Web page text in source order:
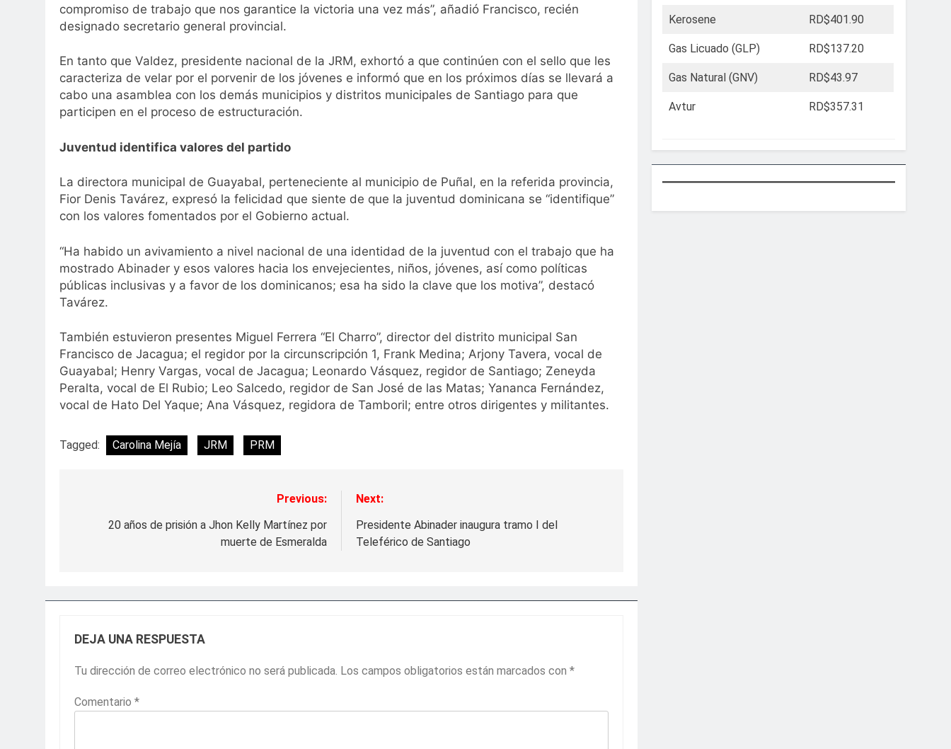
compromiso de trabajo que nos garantice la victoria una vez más”, añadió Francisco, recién
designado secretario general provincial.
En tanto que Valdez, presidente nacional de la JRM, exhortó a que continúen con el sello que les
caracteriza de velar por el porvenir de los jóvenes e informó que en los próximos días se llevará a
cabo una asamblea con los demás municipios y distritos municipales de Santiago para que
participen en el proceso de estructuración.
Juventud identifica valores del partido
La directora municipal de Guayabal, perteneciente al municipio de Puñal, en la referida provincia,
Fior Denis Tavárez, expresó la felicidad que siente de que la juventud dominicana se “identifique”
con los valores fomentados por el Gobierno actual.
“Ha habido un avivamiento a nivel nacional de una identidad de la juventud con el trabajo que ha
mostrado Abinader y esos valores hacia los envejecientes, niños, jóvenes, así como políticas
públicas inclusivas y a favor de los dominicanos; esa ha sido la clave que los motiva”, destacó
Tavárez.
También estuvieron presentes Miguel Ferrera “El Charro”, director del distrito municipal San
Francisco de Jacagua; el regidor por la circunscripción 1, Frank Medina; Arjony Tavera, vocal de
Guayabal; Henry Vargas, vocal de Jacagua; Leonardo Vásquez, regidor de Santiago; Zeneyda
Peralta, vocal de El Rubio; Leo Salcedo, regidor de San José de las Matas; Yananca Fernández,
vocal de Hato Del Yaque; Ana Vásquez, regidora de Tamboril; entre otros dirigentes y militantes.
Tagged: Carolina Mejía JRM PRM
Previous:
20 años de prisión a Jhon Kelly Martínez por
muerte de Esmeralda
Next:
Presidente Abinader inaugura tramo I del
Teleférico de Santiago
DEJA UNA RESPUESTA
Tu dirección de correo electrónico no será publicada. Los campos obligatorios están marcados con *
Comentario *
Kerosene RD$401.90
Gas Licuado (GLP) RD$137.20
Gas Natural (GNV) RD$43.97
Avtur RD$357.31